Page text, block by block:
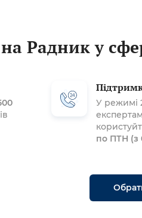
Радник у
У режимі
по ПТН (з